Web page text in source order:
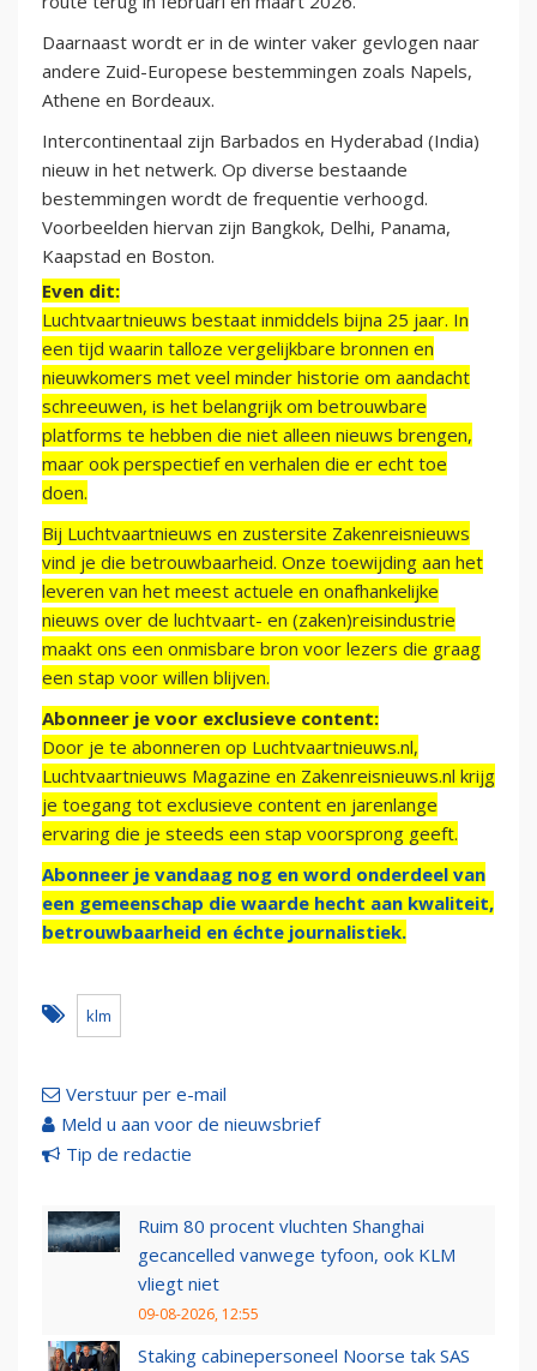
Daarnaast wordt er in de winter vaker gevlogen naar
andere Zuid-Europese bestemmingen zoals Napels,
Athene en Bordeaux.
Intercontinentaal zijn Barbados en Hyderabad (India)
nieuw in het netwerk. Op diverse bestaande
bestemmingen wordt de frequentie verhoogd.
Voorbeelden hiervan zijn Bangkok, Delhi, Panama,
Kaapstad en Boston.
Even dit:
Luchtvaartnieuws bestaat inmiddels bijna 25 jaar. In
een tijd waarin talloze vergelijkbare bronnen en
nieuwkomers met veel minder historie om aandacht
schreeuwen, is het belangrijk om betrouwbare
platforms te hebben die niet alleen nieuws brengen,
maar ook perspectief en verhalen die er echt toe
doen.
Bij Luchtvaartnieuws en zustersite Zakenreisnieuws
vind je die betrouwbaarheid. Onze toewijding aan het
leveren van het meest actuele en onafhankelijke
nieuws over de luchtvaart- en (zaken)reisindustrie
maakt ons een onmisbare bron voor lezers die graag
een stap voor willen blijven.
Abonneer je voor exclusieve content:
Door je te abonneren op Luchtvaartnieuws.nl,
Luchtvaartnieuws Magazine en Zakenreisnieuws.nl krijg
je toegang tot exclusieve content en jarenlange
ervaring die je steeds een stap voorsprong geeft.
Abonneer je vandaag nog en word onderdeel van
een gemeenschap die waarde hecht aan kwaliteit,
betrouwbaarheid en échte journalistiek.
klm
Verstuur per e-mail
Meld u aan voor de nieuwsbrief
Tip de redactie
Ruim 80 procent vluchten Shanghai
gecancelled vanwege tyfoon, ook KLM
vliegt niet
09-08-2026, 12:55
Staking cabinepersoneel Noorse tak SAS